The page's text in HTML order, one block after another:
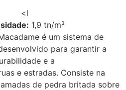
<l
1,9 tn/m³
é um sistema de
para garantir a
e a
e estradas. Consiste na
de pedra britada sobre